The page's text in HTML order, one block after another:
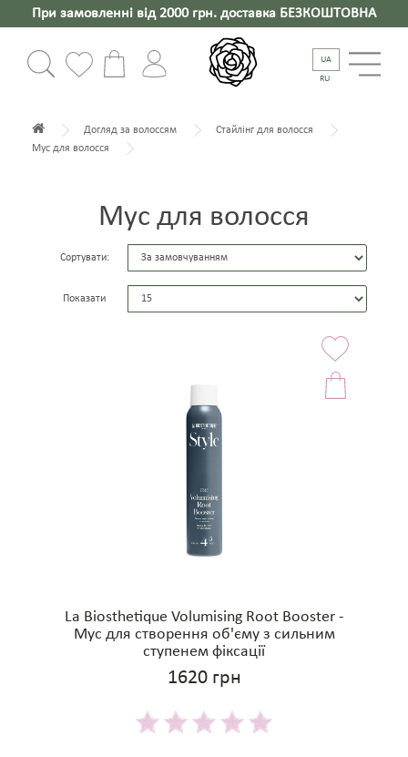
При замовленні від 2000 грн. доставка БЕЗКОШТОВНА
UA
RU
Догляд за волоссям
Стайлінг для волосся
Мус для волосся
Мус для волосся
Сортувати:
Показати
La Biosthetique Volumising Root Booster -
Мус для створення об'єму з сильним
ступенем фіксації
1620 грн